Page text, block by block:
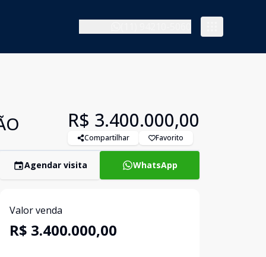
R$ 3.400.000,00
Compartilhar Favorito
Agendar visita WhatsApp
Valor venda
R$ 3.400.000,00